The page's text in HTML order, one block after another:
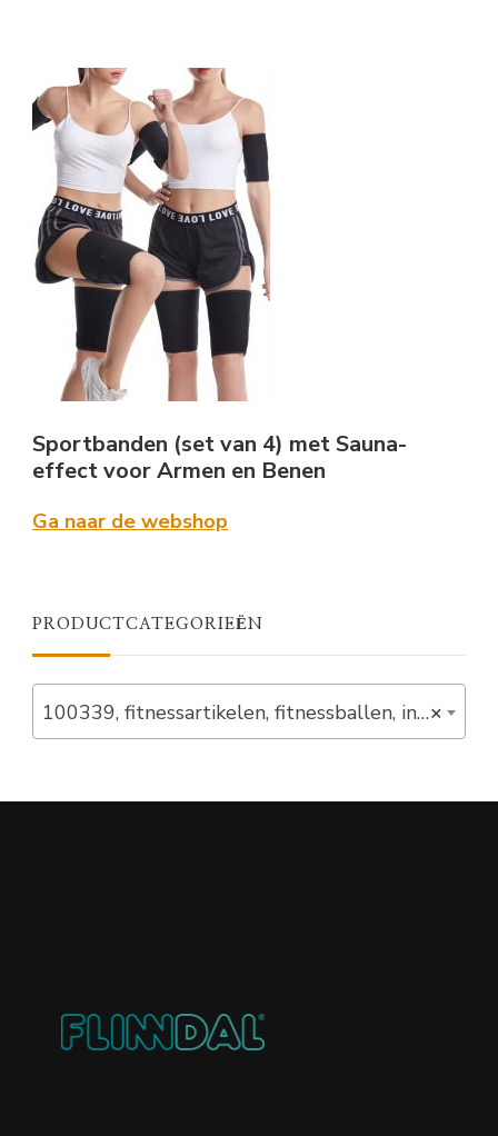
Sportbanden (set van 4) met Sauna-
effect voor Armen en Benen
Ga naar de webshop
PRODUCTCATEGORIEËN
×
100339, fitnessartikelen, fitnessballen, in_stock (10)